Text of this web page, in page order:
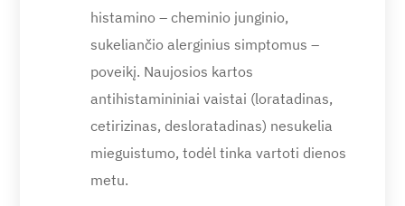
histamino – cheminio junginio,
sukeliančio alerginius simptomus –
poveikį. Naujosios kartos
antihistamininiai vaistai (loratadinas,
cetirizinas, desloratadinas) nesukelia
mieguistumo, todėl tinka vartoti dienos
metu.